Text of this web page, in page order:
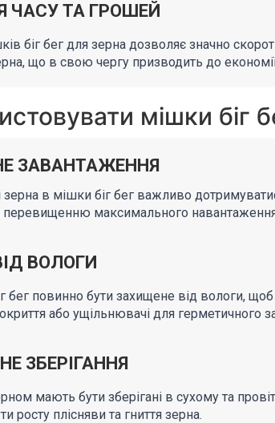
ЧАСУ ТА ГРОШЕЙ
біг бег для зерна дозволяє значно
що в свою чергу призводить до
мішки біг
ЗАВАНТАЖЕННЯ
в мішки біг бег важливо
перевищенню максимального
ВОЛОГИ
бег повинно бути захищене від вологи, щоб
або ущільнювачі для герметичного
ЗБЕРІГАННЯ
мають бути зберігані в сухому та
росту плісняви та гниття зерна.